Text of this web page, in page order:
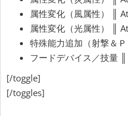
属性変化（風属性） ║
属性変化（光属性） ║
特殊能力追加（射撃＆
フードデバイス／技量
[/toggle]
[/toggles]